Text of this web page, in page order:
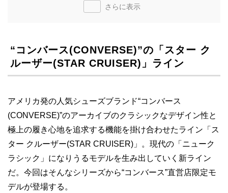
さらに表示
“コンバース(CONVERSE)”の「スター ク
ルーザー(STAR CRUISER)」ライン
アメリカ発の人気シューズブランド“コンバース
(CONVERSE)”のアーカイブのクラシックなデザイン性と
極上の履き心地を追求する機能を掛け合わせたライン「ス
ター クルーザー(STAR CRUISER)」。現代の「ニューク
ラシック」になりうるモデルを生み出していく新ライン
だ。今回はそんなシリーズから“コンバース”直営店限定モ
デルが登場する。